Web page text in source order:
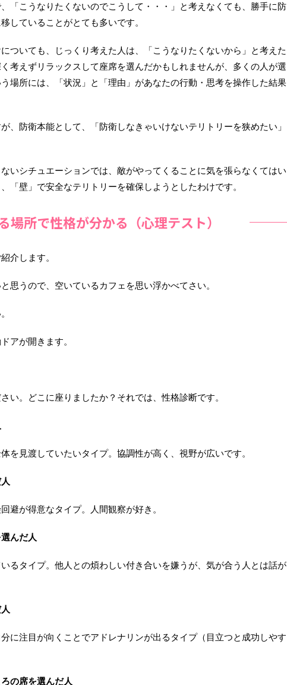
「こうなりたくないのでこうして・・・」と考えなくても、勝手に防
していることがとても多いです。
ついても、じっくり考えた人は、「こうなりたくないから」と考えた
考えずリラックスして座席を選んだかもしれませんが、多くの人が選
場所には、「状況」と「理由」があなたの行動・思考を操作した結果
、防衛本能として、「防衛しなきゃいけないテリトリーを狭めたい」
いシチュエーションでは、敵がやってくることに気を張らなくてはい
「壁」で安全なテリトリーを確保しようとしたわけです。
場所で性格が分かる（心理テスト）
介します。
思うので、空いているカフェを思い浮かべてさい。
アが開きます。
い。どこに座りましたか？それでは、性格診断です。
見渡していたいタイプ。協調性が高く、視野が広いです。
避が得意なタイプ。人間観察が好き。
んだ人
るタイプ。他人との煩わしい付き合いを嫌うが、気が合う人とは話が
に注目が向くことでアドレナリンが出るタイプ（目立つと成功しやす
の席を選んだ人